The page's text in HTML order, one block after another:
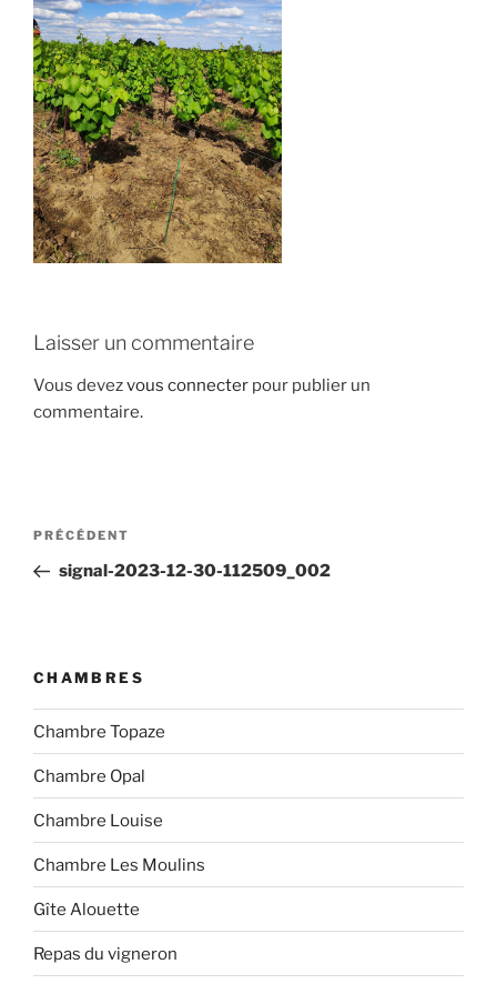
Laisser un commentaire
Vous devezvous connecter pour publier un
commentaire.
Navigation
l’article
Article
précédent
PRÉCÉDENT
signal-2023-12-30-112509_002
CHAMBRES
Chambre Topaze
Chambre Opal
Chambre Louise
Chambre Les Moulins
Gîte Alouette
Repas du vigneron